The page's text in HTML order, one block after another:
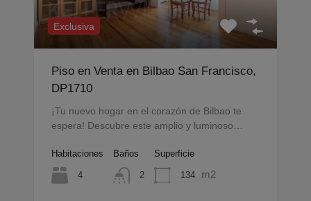
Exclusiva
Piso en Venta en Bilbao San Francisco,
DP1710
¡Tu nuevo hogar en el corazón de Bilbao te
espera! Descubre este amplio y luminoso…
Habitaciones
4
Baños
2
Superficie
134 m2